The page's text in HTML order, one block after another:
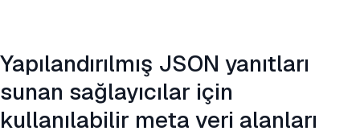
Yapılandırılmış JSON yanıtları
sunan sağlayıcılar için
kullanılabilir meta veri alanları